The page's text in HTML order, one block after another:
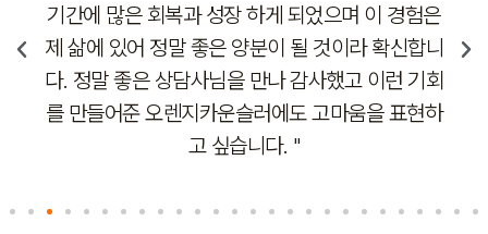
되었으며 이 경험은
이 될 것이라 확신합니
나 감사했고 이런 기회
에도 고마움을 표현하
서 친구에게도 추천했고 친구
요. 아무런 편견이나 판단없이
공감해주는 사람에게 나의 아
은 정말 좋네요